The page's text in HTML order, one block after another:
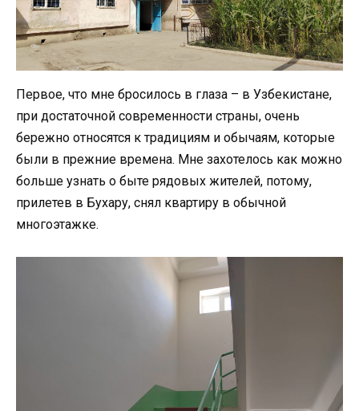
Первое, что мне бросилось в глаза – в Узбекистане,
при достаточной современности страны, очень
бережно относятся к традициям и обычаям, которые
были в прежние времена. Мне захотелось как можно
больше узнать о быте рядовых жителей, потому,
прилетев в Бухару, снял квартиру в обычной
многоэтажке.